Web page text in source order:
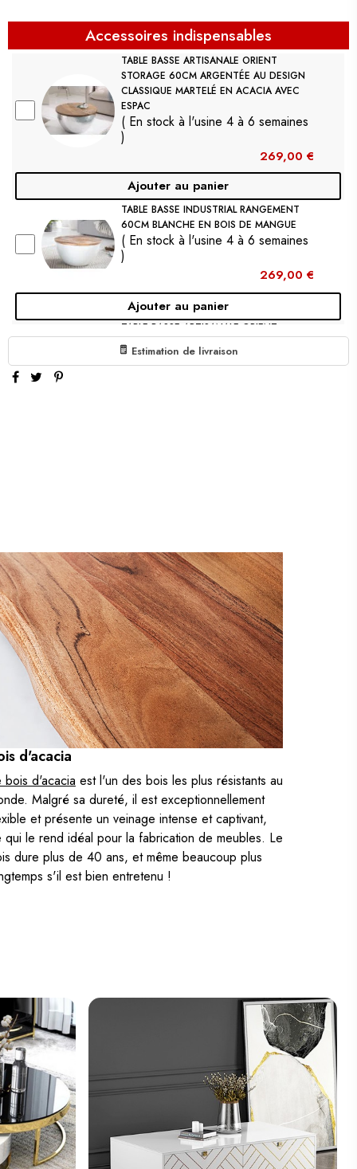
Accessoires indispensables
TABLE BASSE ARTISANALE ORIENT
STORAGE 60CM ARGENTÉE AU DESIGN
CLASSIQUE MARTELÉ EN ACACIA AVEC
ESPAC
( En stock à l'usine 4 à 6 semaines
)
269,00 €
Ajouter au panier
TABLE BASSE INDUSTRIAL RANGEMENT
60CM BLANCHE EN BOIS DE MANGUE
( En stock à l'usine 4 à 6 semaines
)
269,00 €
Ajouter au panier
TABLE BASSE ARTISANALE ORIENT
STORAGE 70CM ARGENTÉE DESIGN
MARTELÉ AVEC ESPACE DE RANGEMENT
Ajouter au panier
TABLE BASSE ARTISANALE ORGANIC
ORIENT 53CM CUIVRE MARTELÉ DESIGN
( En stock à l'usine sous 4
semaines )
269,00 €
Ajouter au panier
TABLE BASSE ARTISANALE ORGANIC
ORIENT 53CM OR MARTELÉ DESIGN
( En stock à l'usine 4 à 6 semaines
269,00 €
Ajouter au panier
TABLE BASSE ARTISANALE ORGANIC
ORIENT 68CM OR MARTELÉ DESIGN
( En stock à l'usine 4 à 6 semaines
)
semaines )
329,00 €
TABLE BASSE ARTISANALE MARRAKESCH
55CM CUIVRE AVEC DESIGN MARTELÉ
( En stock à l'usine sous 4
259,00 €
Estimation de livraison
d'acacia
bois d'acacia est l'un des bois les plus résistants au
Malgré sa dureté, il est exceptionnellement
et présente un veinage intense et captivant,
qui le rend idéal pour la fabrication de meubles. Le
dure plus de 40 ans, et même beaucoup plus
s'il est bien entretenu !